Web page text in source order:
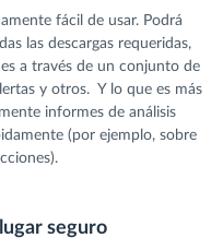
fácil de usar. Podrá
las descargas requeridas,
a través de un conjunto de
y otros. Y lo que es más
informes de análisis
(por ejemplo, sobre
seguro